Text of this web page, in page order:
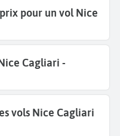
pour un vol Nice
Cagliari -
vols Nice Cagliari